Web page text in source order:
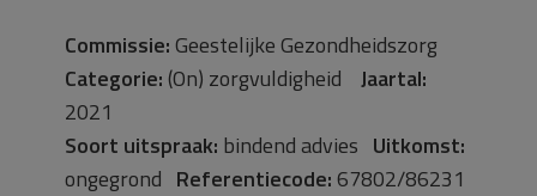
Commissie:Geestelijke Gezondheidszorg
Categorie:(On) zorgvuldigheid Jaartal:
2021
Soort uitspraak: bindend advies Uitkomst:
ongegrond Referentiecode:67802/86231